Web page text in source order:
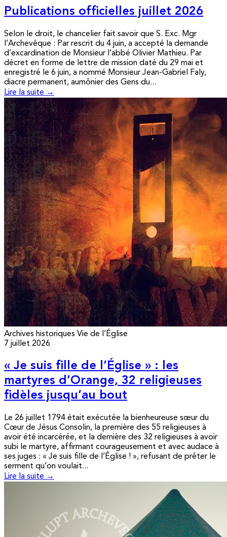
Publications officielles juillet 2026
Selon le droit, le chancelier fait savoir que S. Exc. Mgr
l’Archevêque : Par rescrit du 4 juin, a accepté la demande
d’excardination de Monsieur l’abbé Olivier Mathieu. Par
décret en forme de lettre de mission daté du 29 mai et
enregistré le 6 juin, a nommé Monsieur Jean-Gabriel Faly,
diacre permanent, aumônier des Gens du...
Lire la suite →
Archives historiques Vie de l’Église
7 juillet 2026
« Je suis fille de l’Église » : les
martyres d’Orange, 32 religieuses
fidèles jusqu’au bout
Le 26 juillet 1794 était exécutée la bienheureuse sœur du
Cœur de Jésus Consolin, la première des 55 religieuses à
avoir été incarcérée, et la dernière des 32 religieuses à avoir
subi le martyre, affirmant courageusement et avec audace à
ses juges : « Je suis fille de l’Église ! », refusant de prêter le
serment qu’on voulait...
Lire la suite →